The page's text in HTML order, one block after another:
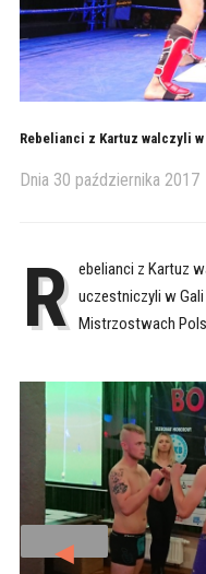
Rebelianci z Kartuz walczyli
Dnia 30 października 2017
R ebelianci z Kartuz
uczestniczyli w
Mistrzostwach
◄